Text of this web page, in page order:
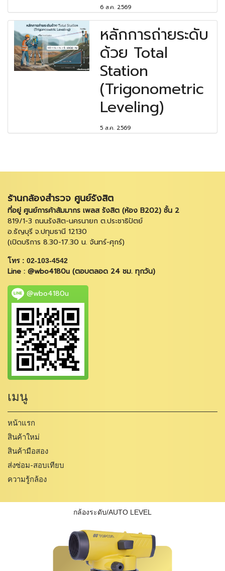
6 ส.ค. 2569
หลักการถ่ายระดับ
ด้วย Total
Station
(Trigonometric
Leveling)
5 ส.ค. 2569
ร้านกล้องสำรวจ ศูนย์รังสิต
ที่อยู่ ศูนย์การค้าสัมมากร เพลส รังสิต (ห้อง B202) ชั้น 2
819/1-3 ถนนรังสิต-นครนายก ต.ประชาธิปัตย์
อ.ธัญบุรี จ.ปทุมธานี 12130
(เปิดบริการ 8.30-17.30 น. จันทร์-ศุกร์)
โทร : 02-103-4542
Line : @wbo4180u (ตอบตลอด 24 ชม. ทุกวัน)
@wbo4180u
เมนู
หน้าแรก
สินค้าใหม่
สินค้ามือสอง
ส่งซ่อม-สอบเทียบ
ความรู้กล้อง
กล้องระดับ/AUTO LEVEL